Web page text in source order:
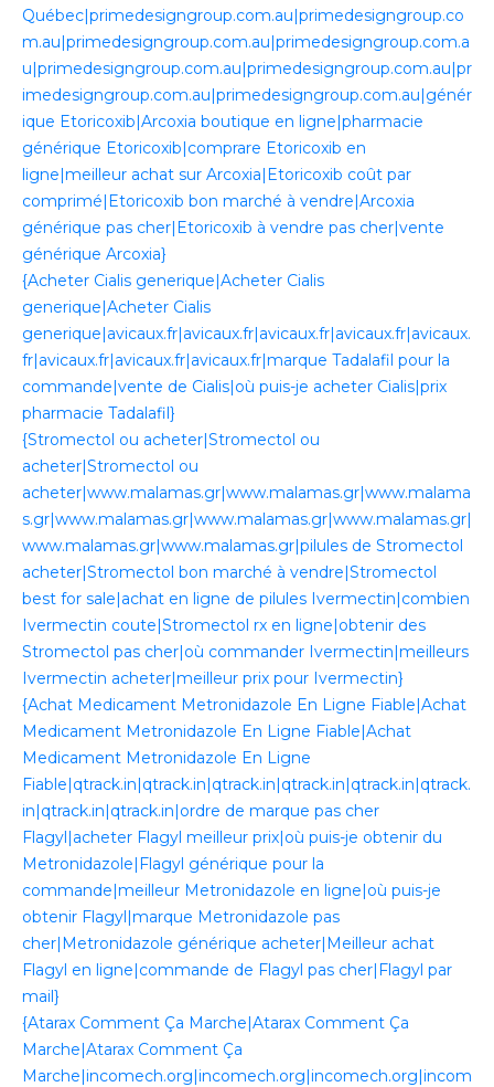
Québec|primedesigngroup.com.au|primedesigngroup.co
m.au|primedesigngroup.com.au|primedesigngroup.com.a
u|primedesigngroup.com.au|primedesigngroup.com.au|pr
imedesigngroup.com.au|primedesigngroup.com.au|génér
ique Etoricoxib|Arcoxia boutique en ligne|pharmacie
générique Etoricoxib|comprare Etoricoxib en
ligne|meilleur achat sur Arcoxia|Etoricoxib coût par
comprimé|Etoricoxib bon marché à vendre|Arcoxia
générique pas cher|Etoricoxib à vendre pas cher|vente
générique Arcoxia}
{Acheter Cialis generique|Acheter Cialis
generique|Acheter Cialis
generique|avicaux.fr|avicaux.fr|avicaux.fr|avicaux.fr|avicaux.
fr|avicaux.fr|avicaux.fr|avicaux.fr|marque Tadalafil pour la
commande|vente de Cialis|où puis-je acheter Cialis|prix
pharmacie Tadalafil}
{Stromectol ou acheter|Stromectol ou
acheter|Stromectol ou
acheter|www.malamas.gr|www.malamas.gr|www.malama
s.gr|www.malamas.gr|www.malamas.gr|www.malamas.gr|
www.malamas.gr|www.malamas.gr|pilules de Stromectol
acheter|Stromectol bon marché à vendre|Stromectol
best for sale|achat en ligne de pilules Ivermectin|combien
Ivermectin coute|Stromectol rx en ligne|obtenir des
Stromectol pas cher|où commander Ivermectin|meilleurs
Ivermectin acheter|meilleur prix pour Ivermectin}
{Achat Medicament Metronidazole En Ligne Fiable|Achat
Medicament Metronidazole En Ligne Fiable|Achat
Medicament Metronidazole En Ligne
Fiable|qtrack.in|qtrack.in|qtrack.in|qtrack.in|qtrack.in|qtrack.
in|qtrack.in|qtrack.in|ordre de marque pas cher
Flagyl|acheter Flagyl meilleur prix|où puis-je obtenir du
Metronidazole|Flagyl générique pour la
commande|meilleur Metronidazole en ligne|où puis-je
obtenir Flagyl|marque Metronidazole pas
cher|Metronidazole générique acheter|Meilleur achat
Flagyl en ligne|commande de Flagyl pas cher|Flagyl par
mail}
{Atarax Comment Ça Marche|Atarax Comment Ça
Marche|Atarax Comment Ça
Marche|incomech.org|incomech.org|incomech.org|incom